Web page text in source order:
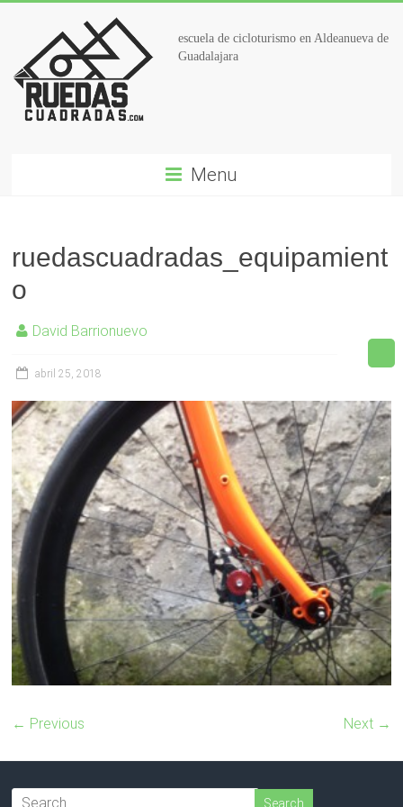
escuela de cicloturismo en Aldeanueva de
Guadalajara
Menu
ruedascuadradas_equipamient
o
David Barrionuevo
abril 25, 2018
← Previous Next →